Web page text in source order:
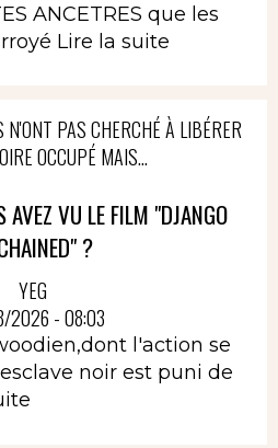
ANCETRES que les
Lire la suite
N'ONT PAS CHERCHÉ À LIBÉRER
OCCUPÉ MAIS...
AVEZ VU LE FILM "DJANGO
?
YEG
2026 - 08:03
l'action se
noir est puni de